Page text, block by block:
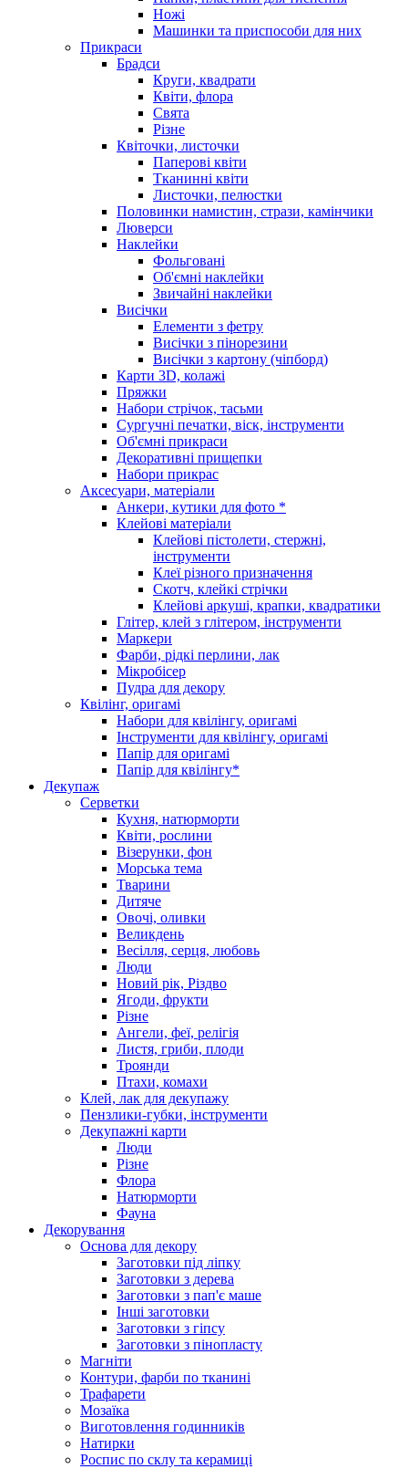
Ножі
Машинки та приспособи для них
Прикраси
Брадси
Круги, квадрати
Квіти, флора
Свята
Різне
Квіточки, листочки
Паперові квіти
Тканинні квіти
Листочки, пелюстки
Половинки намистин, стрази, камінчики
Люверси
Наклейки
Фольговані
Об'ємні наклейки
Звичайні наклейки
Висічки
Елементи з фетру
Висічки з пінорезини
Висічки з картону (чіпборд)
Карти 3D, колажі
Пряжки
Набори стрічок, тасьми
Сургучні печатки, віск, інструменти
Об'ємні прикраси
Декоративні прищепки
Набори прикрас
Аксесуари, матеріали
Анкери, кутики для фото *
Клейові матеріали
Клейові пістолети, стержні,
інструменти
Клеї різного призначення
Скотч, клейкі стрічки
Клейові аркуші, крапки, квадратики
Глітер, клей з глітером, інструменти
Маркери
Фарби, рідкі перлини, лак
Мікробісер
Пудра для декору
Квілінг, оригамі
Набори для квілінгу, оригамі
Інструменти для квілінгу, оригамі
Папір для оригамі
Папір для квілінгу*
Декупаж
Серветки
Кухня, натюрморти
Квіти, рослини
Візерунки, фон
Морська тема
Тварини
Дитяче
Овочі, оливки
Великдень
Весілля, серця, любовь
Люди
Новий рік, Різдво
Ягоди, фрукти
Різне
Ангели, феї, релігія
Листя, гриби, плоди
Троянди
Птахи, комахи
Клей, лак для декупажу
Пензлики-губки, інструменти
Декупажні карти
Люди
Різне
Флора
Натюрморти
Фауна
Декорування
Основа для декору
Заготовки під ліпку
Заготовки з дерева
Заготовки з пап'є маше
Інші заготовки
Заготовки з гіпсу
Заготовки з пінопласту
Магніти
Контури, фарби по тканині
Трафарети
Мозаїка
Виготовлення годинників
Натирки
Роспис по склу та керамиці